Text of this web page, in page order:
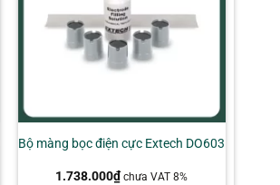
Bộ màng bọc điện cực Extech DO603
1.738.000₫ chưa VAT 8%